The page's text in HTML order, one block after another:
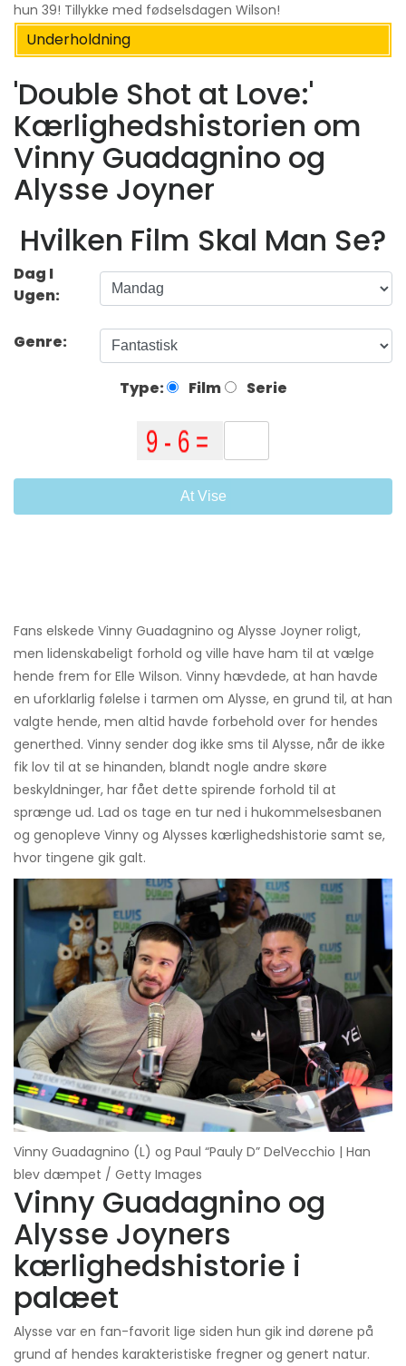
hun 39! Tillykke med fødselsdagen Wilson!
Underholdning
'Double Shot at Love:'
Kærlighedshistorien om
Vinny Guadagnino og
Alysse Joyner
Hvilken Film Skal Man Se?
Dag I
Ugen:
Genre:
Type: Film Serie
At Vise
Fans elskede Vinny Guadagnino og Alysse Joyner roligt,
men lidenskabeligt forhold og ville have ham til at vælge
hende frem for Elle Wilson. Vinny hævdede, at han havde
en uforklarlig følelse i tarmen om Alysse, en grund til, at han
valgte hende, men altid havde forbehold over for hendes
generthed. Vinny sender dog ikke sms til Alysse, når de ikke
fik lov til at se hinanden, blandt nogle andre skøre
beskyldninger, har fået dette spirende forhold til at
sprænge ud. Lad os tage en tur ned i hukommelsesbanen
og genopleve Vinny og Alysses kærlighedshistorie samt se,
hvor tingene gik galt.
Vinny Guadagnino (L) og Paul “Pauly D” DelVecchio | Han
blev dæmpet / Getty Images
Vinny Guadagnino og
Alysse Joyners
kærlighedshistorie i
palæet
Alysse var en fan-favorit lige siden hun gik ind dørene på
grund af hendes karakteristiske fregner og genert natur.